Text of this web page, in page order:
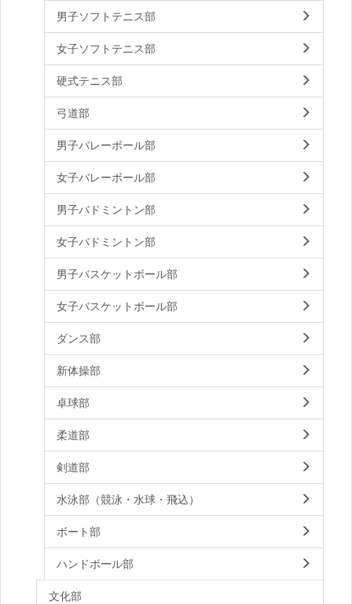
男子ソフトテニス部
女子ソフトテニス部
硬式テニス部
弓道部
男子バレーボール部
女子バレーボール部
男子バドミントン部
女子バドミントン部
男子バスケットボール部
女子バスケットボール部
ダンス部
新体操部
卓球部
柔道部
剣道部
水泳部（競泳・水球・飛込）
ボート部
ハンドボール部
文化部